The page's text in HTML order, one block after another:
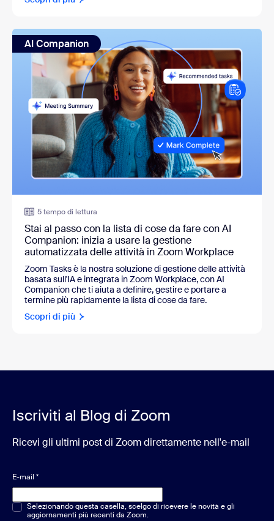
AI Companion
5 tempo di lettura
Stai al passo con la lista di cose da fare con AI
Companion: inizia a usare la gestione
automatizzata delle attività in Zoom Workplace
Zoom Tasks è la nostra soluzione di gestione delle attività
basata sull'IA e integrata in Zoom Workplace, con AI
Companion che ti aiuta a definire, gestire e portare a
termine più rapidamente la lista di cose da fare.
Scopri di più
Iscriviti al Blog di Zoom
Ricevi gli ultimi post di Zoom direttamente nell'e-mail
E-mail *
Scelta multipla o singola*
Selezionando questa casella, scelgo di ricevere le novità e gli
aggiornamenti più recenti da Zoom.